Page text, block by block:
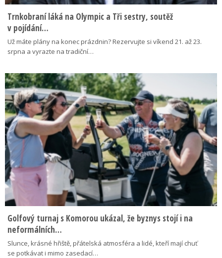
Trnkobraní láká na Olympic a Tři sestry, soutěž
v pojídání…
Už máte plány na konec prázdnin? Rezervujte si víkend 21. až 23.
srpna a vyrazte na tradiční…
Golfový turnaj s Komorou ukázal, že byznys stojí i na
neformálních…
Slunce, krásné hřiště, přátelská atmosféra a lidé, kteří mají chuť
se potkávat i mimo zasedací…